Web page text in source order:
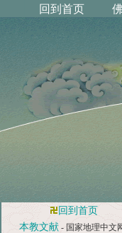
回到首页
本教文献 - 国家地理中文